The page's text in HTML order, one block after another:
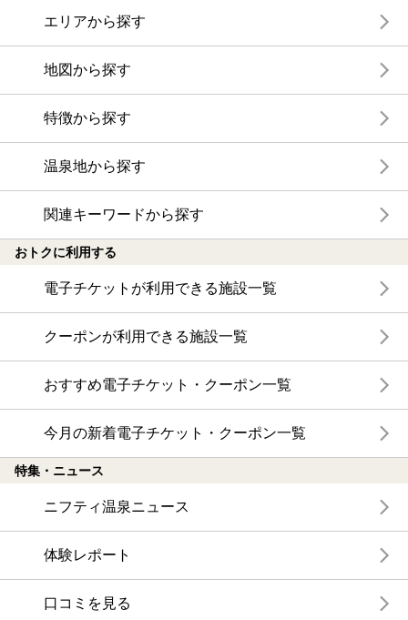
エリアから探す
地図から探す
特徴から探す
温泉地から探す
関連キーワードから探す
おトクに利用する
電子チケットが利用できる施設一覧
クーポンが利用できる施設一覧
おすすめ電子チケット・クーポン一覧
今月の新着電子チケット・クーポン一覧
特集・ニュース
ニフティ温泉ニュース
体験レポート
口コミを見る